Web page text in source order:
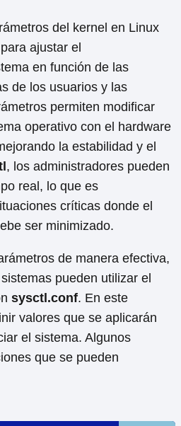
del kernel en Linux
ajustar el
en función de las
de los usuarios y las
permiten modificar
operativo con el hardware
la estabilidad y el
, los administradores pueden
real, lo que es
críticas donde el
ser minimizado.
de manera efectiva,
pueden utilizar el
sysctl.conf. En este
valores que se aplicarán
el sistema. Algunos
que se pueden